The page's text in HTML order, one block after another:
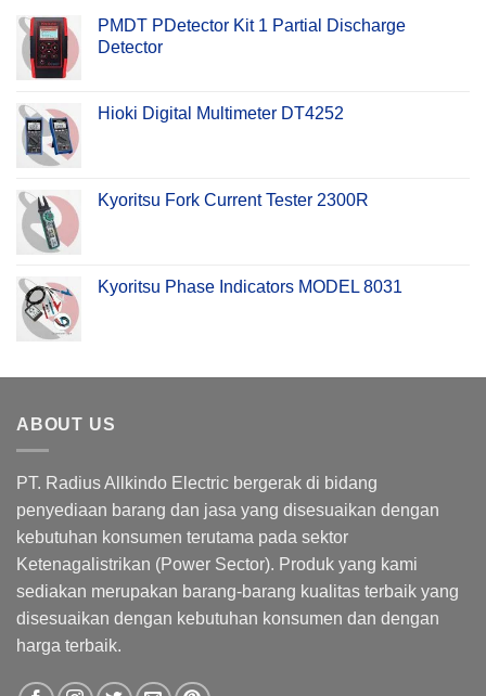
PMDT PDetector Kit 1 Partial Discharge
Detector
Hioki Digital Multimeter DT4252
Kyoritsu Fork Current Tester 2300R
Kyoritsu Phase Indicators MODEL 8031
ABOUT US
PT. Radius Allkindo Electric bergerak di bidang
penyediaan barang dan jasa yang disesuaikan dengan
kebutuhan konsumen terutama pada sektor
Ketenagalistrikan (Power Sector). Produk yang kami
sediakan merupakan barang-barang kualitas terbaik yang
disesuaikan dengan kebutuhan konsumen dan dengan
harga terbaik.